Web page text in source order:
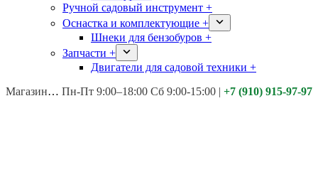
Ручной садовый инструмент +
Оснастка и комплектующие +
Шнеки для бензобуров +
Запчасти +
Двигатели для садовой техники +
Магазины: Калуга ул. Московская д.113
Пн-Пт 9:00–18:00 Сб 9:00-15:00 | +7 (910) 915-97-97